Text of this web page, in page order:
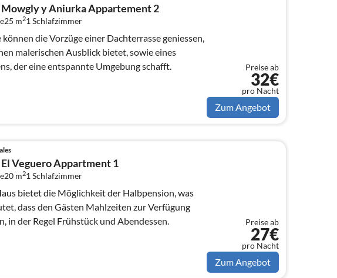
Mowgly y Aniurka Appartement 2
25 m21 Schlafzimmer
können die Vorzüge einer Dachterrasse geniessen,
malerischen Ausblick bietet, sowie eines
der eine entspannte Umgebung schafft.
Preise ab
32€
pro Nacht
Zum Angebot
El Veguero Appartment 1
20 m21 Schlafzimmer
bietet die Möglichkeit der Halbpension, was
dass den Gästen Mahlzeiten zur Verfügung
in der Regel Frühstück und Abendessen.
Preise ab
27€
pro Nacht
Zum Angebot